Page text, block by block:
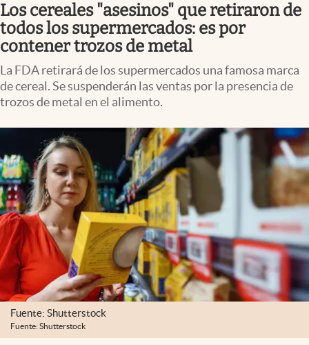
Pc y celular
Vida y estilo
Tv
Clima
Espiritualidad
Mediakit
abre en nueva pestaña
México
Los cereales "asesinos" que retiraron de
todos los supermercados: es por
contener trozos de metal
La FDA retirará de los supermercados una famosa marca
de cereal. Se suspenderán las ventas por la presencia de
trozos de metal en el alimento.
Fuente: Shutterstock
Fuente: Shutterstock